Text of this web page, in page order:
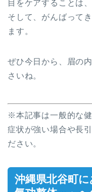
目をケアすることは
そして、がんばって
ます。
ぜひ今日から、眉の
さいね。
※本記事は一般的な
症状が強い場合や長
ださい。
沖縄県北谷町